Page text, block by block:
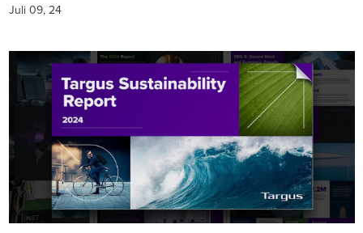
Juli 09, 24